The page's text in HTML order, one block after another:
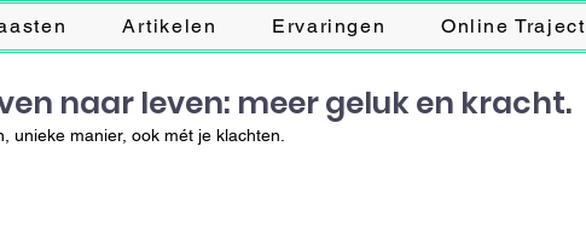
Artikelen Ervaringen Online Traject
unieke manier, ook mét je klachten.
naar leven: meer geluk en kracht.